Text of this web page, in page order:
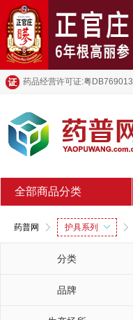
药品经营许可证:粤
全部商品分类
药普网 护具系列
分类
品牌